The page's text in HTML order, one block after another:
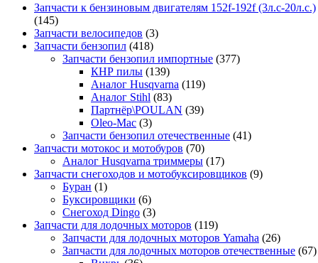
Запчасти к бензиновым двигателям 152f-192f (3л.с-20л.с.)
(145)
Запчасти велосипедов (3)
Запчасти бензопил (418)
Запчасти бензопил импортные (377)
КНР пилы (139)
Аналог Husqvarna (119)
Аналог Stihl (83)
Партнёр\POULAN (39)
Oleo-Mac (3)
Запчасти бензопил отечественные (41)
Запчасти мотокос и мотобуров (70)
Аналог Husqvarna триммеры (17)
Запчасти снегоходов и мотобуксировщиков (9)
Буран (1)
Буксировщики (6)
Снегоход Dingo (3)
Запчасти для лодочных моторов (119)
Запчасти для лодочных моторов Yamaha (26)
Запчасти для лодочных моторов отечественные (67)